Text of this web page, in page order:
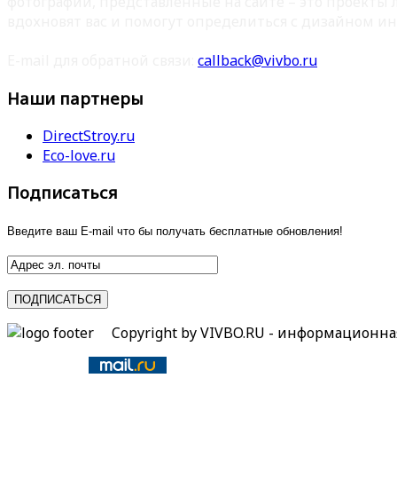
callback@vivbo.ru
Наши партнеры
DirectStroy.ru
Eco-love.ru
Подписаться
Введите ваш E-mail что бы получать бесплатные обновления!
Copyright by VIVBO.RU -